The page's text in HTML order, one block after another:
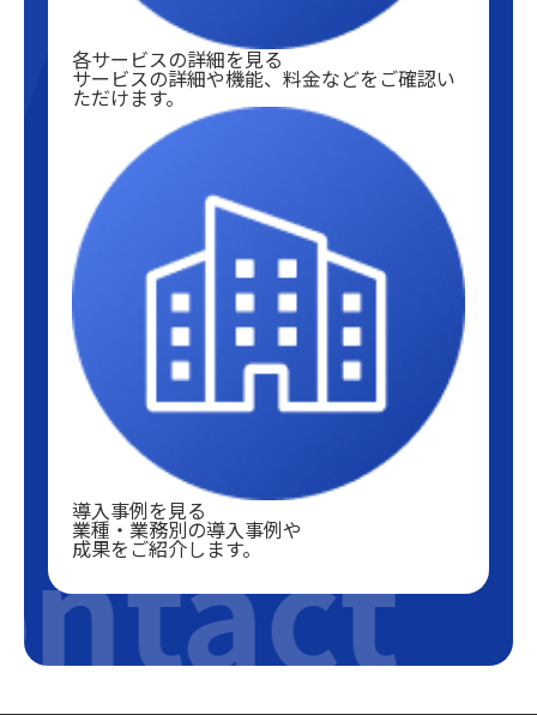
各サービスの詳細を見る
サービスの詳細や機能、料金などをご確認い
ただけます。
導入事例を見る
業種・業務別の導入事例や
成果をご紹介します。